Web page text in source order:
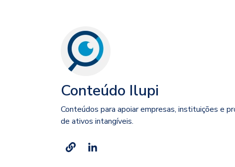
Conteúdo Ilupi
Conteúdos para apoiar empresas, instituições e
de ativos intangíveis.